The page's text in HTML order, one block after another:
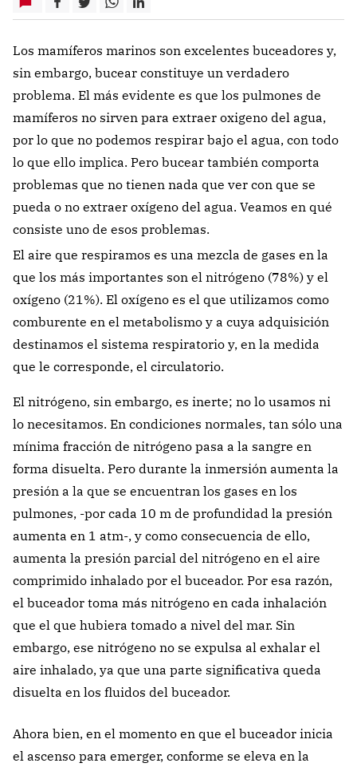
Los mamíferos marinos son excelentes buceadores y,
sin embargo, bucear constituye un verdadero
problema. El más evidente es que los pulmones de
mamíferos no sirven para extraer oxigeno del agua,
por lo que no podemos respirar bajo el agua, con todo
lo que ello implica. Pero bucear también comporta
problemas que no tienen nada que ver con que se
pueda o no extraer oxígeno del agua. Veamos en qué
consiste uno de esos problemas.
El aire que respiramos es una mezcla de gases en la
que los más importantes son el nitrógeno (78%) y el
oxígeno (21%). El oxígeno es el que utilizamos como
comburente en el metabolismo y a cuya adquisición
destinamos el sistema respiratorio y, en la medida
que le corresponde, el circulatorio.
El nitrógeno, sin embargo, es inerte; no lo usamos ni
lo necesitamos. En condiciones normales, tan sólo una
mínima fracción de nitrógeno pasa a la sangre en
forma disuelta. Pero durante la inmersión aumenta la
presión a la que se encuentran los gases en los
pulmones, -por cada 10 m de profundidad la presión
aumenta en 1 atm-, y como consecuencia de ello,
aumenta la presión parcial del nitrógeno en el aire
comprimido inhalado por el buceador. Por esa razón,
el buceador toma más nitrógeno en cada inhalación
que el que hubiera tomado a nivel del mar. Sin
embargo, ese nitrógeno no se expulsa al exhalar el
aire inhalado, ya que una parte significativa queda
disuelta en los fluidos del buceador.
Ahora bien, en el momento en que el buceador inicia
el ascenso para emerger, conforme se eleva en la